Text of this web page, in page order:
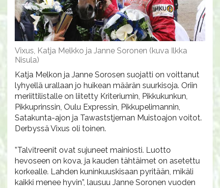
Vixus, Katja Melkko ja Janne Soronen (kuva Ilkka
Nisula)
Katja Melkon ja Janne Sorosen suojatti on voittanut
lyhyellä urallaan jo huikean määrän suurkisoja. Oriin
meriittilistalle on liitetty Kriteriumin, Pikkukunkun,
Pikkuprinssin, Oulu Expressin, Pikkupelimannin,
Satakunta-ajon ja Tawaststjernan Muistoajon voitot.
Derbyssä Vixus oli toinen.
”Talvitreenit ovat sujuneet mainiosti. Luotto
hevoseen on kova, ja kauden tähtäimet on asetettu
korkealle. Lahden kuninkuuskisaan pyritään, mikäli
kaikki menee hyvin”, lausuu Janne Soronen vuoden